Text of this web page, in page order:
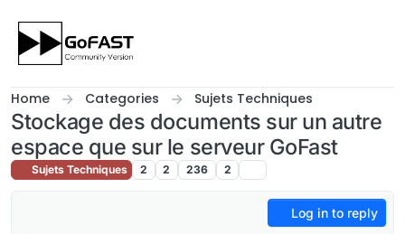
Home Categories Sujets Techniques
Stockage des documents sur un autre
espace que sur le serveur GoFast
Sujets Techniques 2 2 236 2
Log in to reply